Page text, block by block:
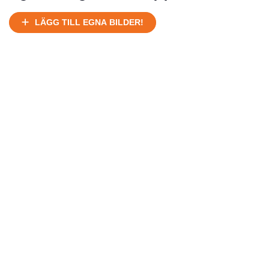
Under normalt skick, kan kräva reparation
LÄGG TILL EGNA BILDER!